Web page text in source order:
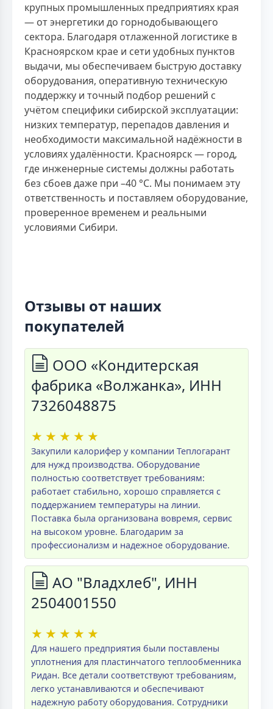
крупных промышленных предприятиях края
— от энергетики до горнодобывающего
сектора. Благодаря отлаженной логистике в
Красноярском крае и сети удобных пунктов
выдачи, мы обеспечиваем быструю доставку
оборудования, оперативную техническую
поддержку и точный подбор решений с
учётом специфики сибирской эксплуатации:
низких температур, перепадов давления и
необходимости максимальной надёжности в
условиях удалённости. Красноярск — город,
где инженерные системы должны работать
без сбоев даже при –40 °C. Мы понимаем эту
ответственность и поставляем оборудование,
проверенное временем и реальными
условиями Сибири.
Отзывы от наших
покупателей
ООО «Кондитерская
фабрика «Волжанка», ИНН
7326048875
★ ★ ★ ★ ★
Закупили калорифер у компании Теплогарант
для нужд производства. Оборудование
полностью соответствует требованиям:
работает стабильно, хорошо справляется с
поддержанием температуры на линии.
Поставка была организована вовремя, сервис
на высоком уровне. Благодарим за
профессионализм и надежное оборудование.
АО "Владхлеб", ИНН
2504001550
★ ★ ★ ★ ★
Для нашего предприятия были поставлены
уплотнения для пластинчатого теплообменника
Ридан. Все детали соответствуют требованиям,
легко устанавливаются и обеспечивают
надежную работу оборудования. Сотрудники